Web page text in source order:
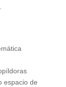
espacio de